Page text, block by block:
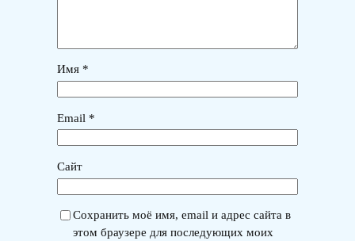
Имя *
Email *
Сайт
Сохранить моё имя, email и адрес сайта в
этом браузере для последующих моих